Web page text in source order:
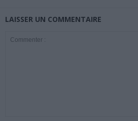
LAISSER UN COMMENTAIRE